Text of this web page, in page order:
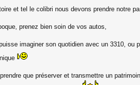
et tel le colibri nous devons prendre notre
prenez bien soin de vos autos,
imaginer son quotidien avec un 3310, ou
que préserver et transmettre un